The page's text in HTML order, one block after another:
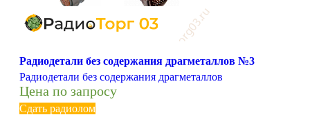
Радиодетали без содержания драгметаллов №3
Радиодетали без содержания драгметаллов
Цена по запросу
Сдать радиолом